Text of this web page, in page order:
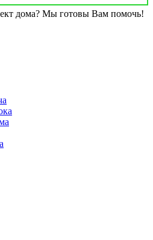
дома? Мы готовы Вам помочь!